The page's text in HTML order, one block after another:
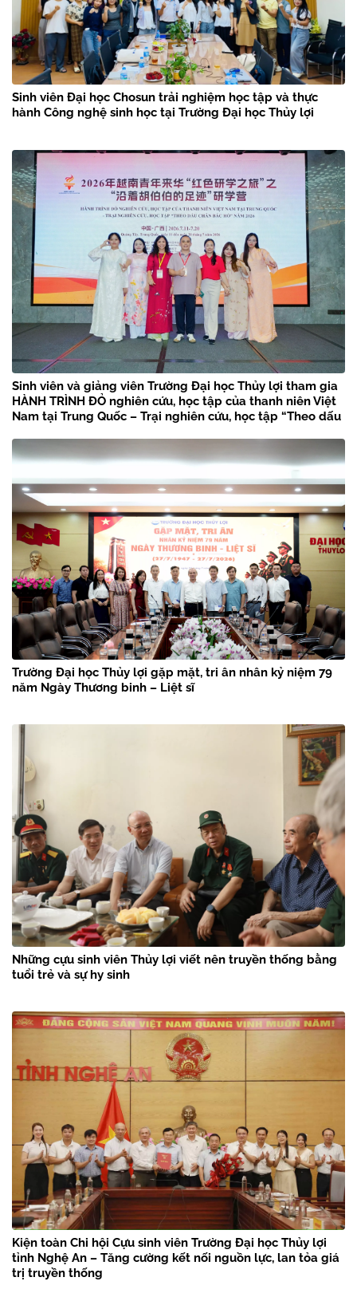
Sinh viên Đại học Chosun trải nghiệm học tập và thực
hành Công nghệ sinh học tại Trường Đại học Thủy lợi
Sinh viên và giảng viên Trường Đại học Thủy lợi tham gia
HÀNH TRÌNH ĐỎ nghiên cứu, học tập của thanh niên Việt
Nam tại Trung Quốc – Trại nghiên cứu, học tập “Theo dấu
Trường Đại học Thủy lợi gặp mặt, tri ân nhân kỷ niệm 79
năm Ngày Thương binh – Liệt sĩ
Những cựu sinh viên Thủy lợi viết nên truyền thống bằng
tuổi trẻ và sự hy sinh
Kiện toàn Chi hội Cựu sinh viên Trường Đại học Thủy lợi
tỉnh Nghệ An – Tăng cường kết nối nguồn lực, lan tỏa giá
trị truyền thống